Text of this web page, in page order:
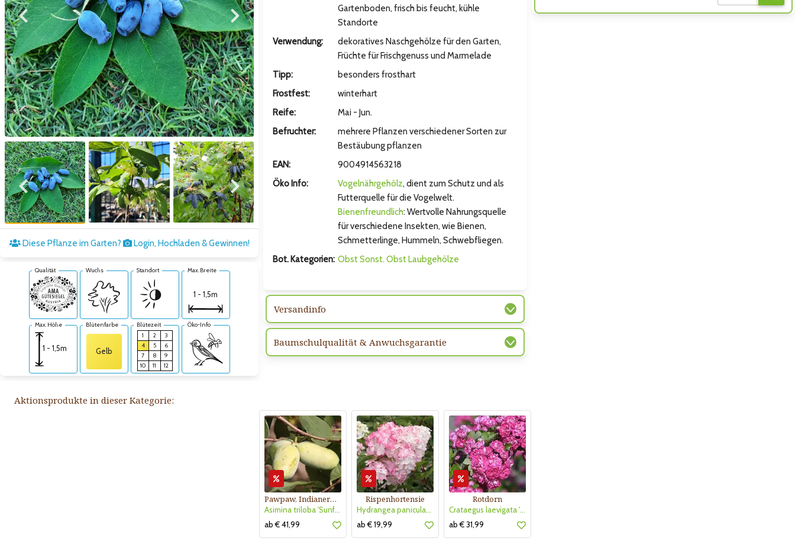
Zum vorigen Bild Zum nächsten Bild
Zum vorigen Bild Zum nächsten Bild
Diese Pflanze im Garten? Login, Hochladen & Gewinnen!
Qualität Wuchs Standort Max. Breite
1 - 1,5m
Max. Höhe
1 - 1,5m
Blütenfarbe
Gelb
Blütezeit
1
2
3
4
5
6
7
8
9
10
11 12
Öko-Info
Gartenboden, frisch bis feucht, kühle
Standorte
Verwendung:
dekoratives Naschgehölze für den Garten,
Früchte für Frischgenuss und Marmelade
Tipp:
besonders frosthart
Frostfest:
winterhart
Reife:
Mai - Jun.
Befruchter:
mehrere Pflanzen verschiedener Sorten zur
Bestäubung pflanzen
EAN:
9004914563218
Öko Info:
Vogelnährgehölz, dient zum Schutz und als
Futterquelle für die Vogelwelt.
Bienenfreundlich: Wertvolle Nahrungsquelle
für verschiedene Insekten, wie Bienen,
Schmetterlinge, Hummeln, Schwebfliegen.
Bot. Kategorien: ObstSonst. ObstLaubgehölze
Versandinfo
Baumschulqualität & Anwuchsgarantie
Aktionsprodukte in dieser Kategorie:
Pawpaw, Indianerbanane
Asimina triloba 'Sunflower'
ab € 41,99
Rispenhortensie
Hydrangea paniculata 'Vanille Fraise'
ab € 19,99
Rotdorn
Crataegus laevigata 'Pauls Scarlet'
ab € 31,99